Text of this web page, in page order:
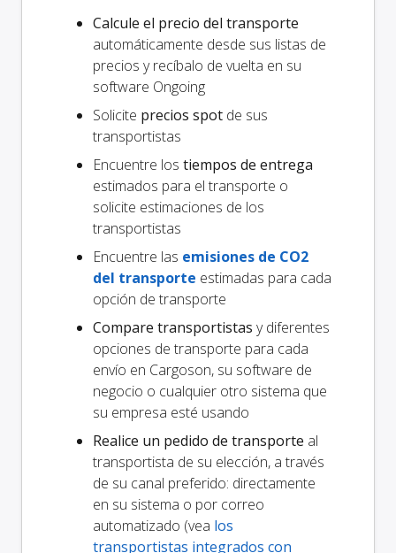
Calcule el precio del transporte
automáticamente desde sus listas de
precios y recíbalo de vuelta en su
software Ongoing
Solicite precios spot de sus
transportistas
Encuentre los tiempos de entrega
estimados para el transporte o
solicite estimaciones de los
transportistas
Encuentre las emisiones de CO2
del transporte estimadas para cada
opción de transporte
Compare transportistas y diferentes
opciones de transporte para cada
envío en Cargoson, su software de
negocio o cualquier otro sistema que
su empresa esté usando
Realice un pedido de transporte al
transportista de su elección, a través
de su canal preferido: directamente
en su sistema o por correo
automatizado (vea los
transportistas integrados con